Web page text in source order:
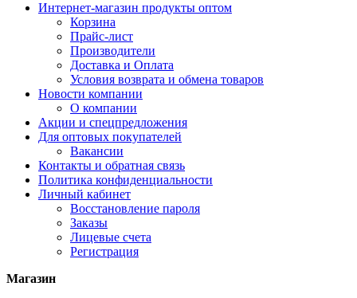
Интернет-магазин продукты оптом
Корзина
Прайс-лист
Производители
Доставка и Оплата
Условия возврата и обмена товаров
Новости компании
О компании
Акции и спецпредложения
Для оптовых покупателей
Вакансии
Контакты и обратная связь
Политика конфиденциальности
Личный кабинет
Восстановление пароля
Заказы
Лицевые счета
Регистрация
Магазин